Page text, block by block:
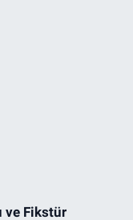
ve Fikstür